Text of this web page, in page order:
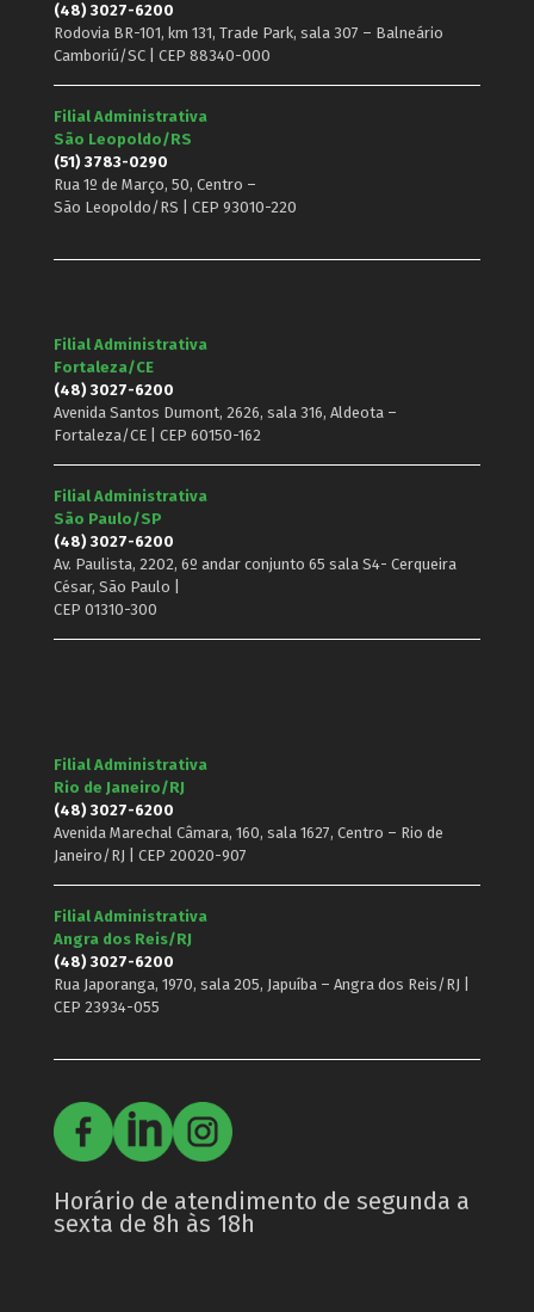
(48) 3027-6200
Rodovia BR-101, km 131, Trade Park, sala 307 – Balneário
Camboriú/SC | CEP 88340-000
Filial Administrativa
São Leopoldo/RS
(51) 3783-0290
Rua 1º de Março, 50, Centro –
São Leopoldo/RS | CEP 93010-220
Filial Administrativa
Fortaleza/CE
(48) 3027-6200
Avenida Santos Dumont, 2626, sala 316, Aldeota –
Fortaleza/CE | CEP 60150-162
Filial Administrativa
São Paulo/SP
(48) 3027-6200
Av. Paulista, 2202, 6º andar conjunto 65 sala S4- Cerqueira
César, São Paulo |
CEP 01310-300
Filial Administrativa
Rio de Janeiro/RJ
(48) 3027-6200
Avenida Marechal Câmara, 160, sala 1627, Centro – Rio de
Janeiro/RJ | CEP 20020-907
Filial Administrativa
Angra dos Reis/RJ
(48) 3027-6200
Rua Japoranga, 1970, sala 205, Japuíba – Angra dos Reis/RJ |
CEP 23934-055
Horário de atendimento de segunda a
sexta de 8h às 18h